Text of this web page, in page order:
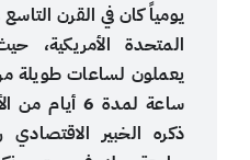
يومياً كان في القرن
المتحدة الأمريكية،
ساعة لمدة 6
ذكره الخبير الاقتصادي